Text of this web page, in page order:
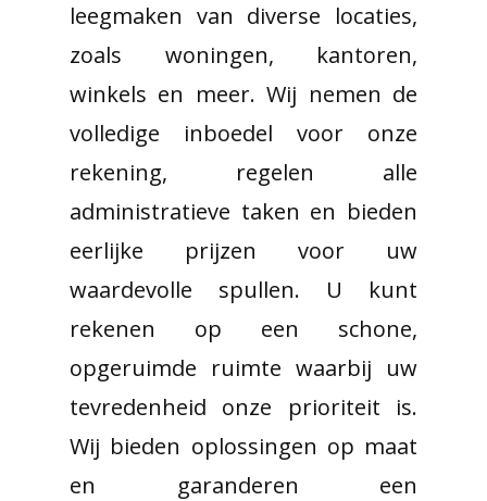
leegmaken van diverse locaties,
zoals woningen, kantoren,
winkels en meer. Wij nemen de
volledige inboedel voor onze
rekening, regelen alle
administratieve taken en bieden
eerlijke prijzen voor uw
waardevolle spullen. U kunt
rekenen op een schone,
opgeruimde ruimte waarbij uw
tevredenheid onze prioriteit is.
Wij bieden oplossingen op maat
en garanderen een